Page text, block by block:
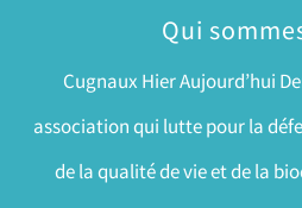
Qui
Cugnaux Hier Aujourd’hui
association qui lutte pour la
de la qualité de vie et de la